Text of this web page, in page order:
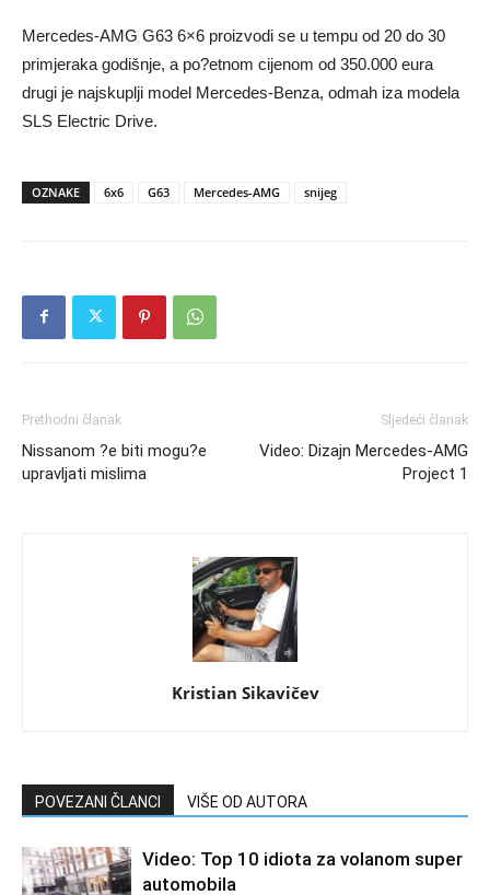
Mercedes-AMG G63 6×6 proizvodi se u tempu od 20 do 30
primjeraka godišnje, a po?etnom cijenom od 350.000 eura
drugi je najskuplji model Mercedes-Benza, odmah iza modela
SLS Electric Drive.
OZNAKE 6x6 G63 Mercedes-AMG snijeg
Prethodni članak
Nissanom ?e biti mogu?e
upravljati mislima
Sljedeći članak
Video: Dizajn Mercedes-AMG
Project 1
Kristian Sikavičev
POVEZANI ČLANCI VIŠE OD AUTORA
Video: Top 10 idiota za volanom super
automobila